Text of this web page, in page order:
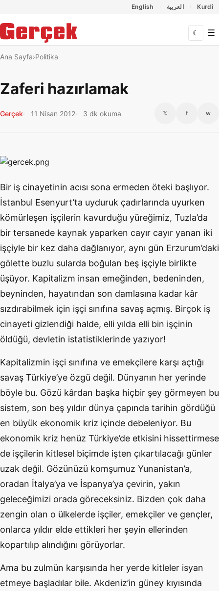
English العربية Kurdî
☾ ☰
Ana Sayfa Politika
Zaferi hazırlamak
Gerçek 11 Nisan 2012 3 dk okuma 𝕏 f w
Bir iş cinayetinin acısı sona ermeden öteki başlıyor.
İstanbul Esenyurt’ta uyduruk çadırlarında uyurken
kömürleşen işçilerin kavurduğu yüreğimiz, Tuzla’da
bir tersanede kaynak yaparken cayır cayır yanan iki
işçiyle bir kez daha dağlanıyor, aynı gün Erzurum’daki
gölette buzlu sularda boğulan beş işçiyle birlikte
üşüyor. Kapitalizm insan emeğinden, bedeninden,
beyninden, hayatından son damlasına kadar kâr
sızdırabilmek için işçi sınıfına savaş açmış. Birçok iş
cinayeti gizlendiği halde, elli yılda elli bin işçinin
öldüğü, devletin istatistiklerinde yazıyor!
Kapitalizmin işçi sınıfına ve emekçilere karşı açtığı
savaş Türkiye’ye özgü değil. Dünyanın her yerinde
böyle bu. Gözü kârdan başka hiçbir şey görmeyen bu
sistem, son beş yıldır dünya çapında tarihin gördüğü
en büyük ekonomik kriz içinde debeleniyor. Bu
ekonomik kriz henüz Türkiye’de etkisini hissettirmese
de işçilerin kitlesel biçimde işten çıkartılacağı günler
uzak değil. Gözünüzü komşumuz Yunanistan’a,
oradan İtalya’ya ve İspanya’ya çevirin, yakın
geleceğimizi orada göreceksiniz. Bizden çok daha
zengin olan o ülkelerde işçiler, emekçiler ve gençler,
onlarca yıldır elde ettikleri her şeyin ellerinden
kopartılıp alındığını görüyorlar.
Ama bu zulmün karşısında her yerde kitleler isyan
etmeye başladılar bile. Akdeniz’in güney kıyısında